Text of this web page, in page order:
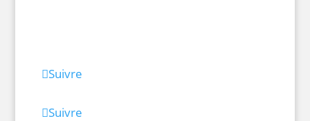
Suivre
Suivre